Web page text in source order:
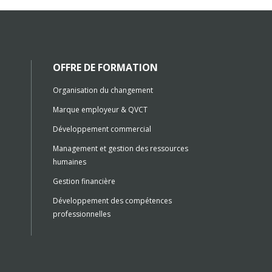
OFFRE DE FORMATION
Organisation du changement
Marque employeur & QVCT
Développement commercial
Management et gestion des ressources
humaines
Gestion financière
Développement des compétences
professionnelles